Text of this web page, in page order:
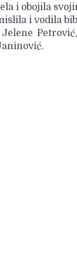
i obojila
i vodila